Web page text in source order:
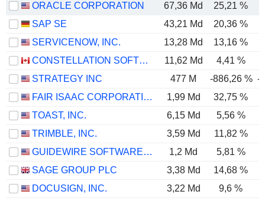
ORACLE CORPORATION 67,36 Md 25,21 %
SAP SE
43,21 Md 20,36 %
SERVICENOW, INC.
13,28 Md 13,16 %
CONSTELLATION SOFTWARE INC.
11,62 Md 4,41 %
STRATEGY INC
477 M -886,26 % -
FAIR ISAAC CORPORATION
1,99 Md 32,75 %
TOAST, INC.
6,15 Md
5,56 %
TRIMBLE, INC.
3,59 Md 11,82 %
GUIDEWIRE SOFTWARE, INC.
1,2 Md 5,81 %
SAGE GROUP PLC
3,38 Md 14,68 %
DOCUSIGN, INC.
3,22 Md 9,6 %